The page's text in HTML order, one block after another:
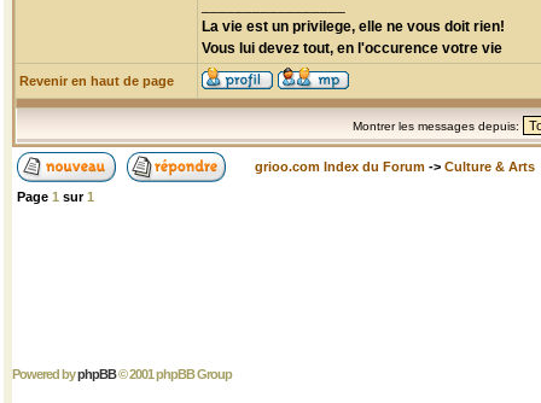
La vie est un privilege, elle ne vous doit rien!
Vous lui devez tout, en l'occurence votre vie
Revenir en haut de page
Montrer les messages depuis:
grioo.com Index du Forum -> Culture & Arts
Page 1 sur1
Powered byphpBB© 2001 phpBB Group